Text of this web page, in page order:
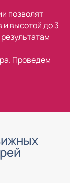
позволят
и высотой до 3
Проведем